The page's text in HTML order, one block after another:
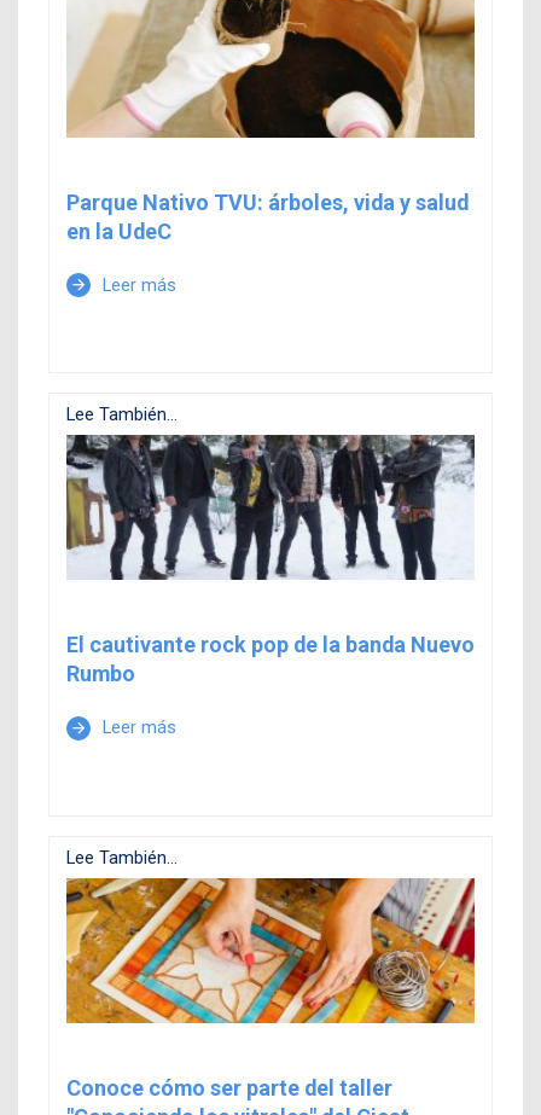
Parque Nativo TVU: árboles, vida y salud
en la UdeC
arrow_forward Leer más
Lee También...
El cautivante rock pop de la banda Nuevo
Rumbo
arrow_forward Leer más
Lee También...
Conoce cómo ser parte del taller